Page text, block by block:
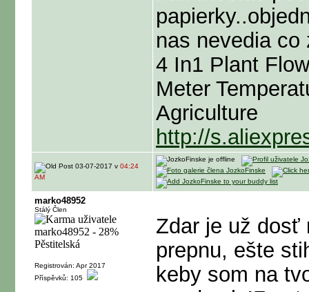
nas nevedia
4 In1 Plant
Meter
Agriculture
http://
03-07-2017 v 04:24
AM
marko48952
Stálý Člen
Registrován: Apr 2017
Příspěvků: 105
Zdar je už dosť
prepnu, ešte
keby som na